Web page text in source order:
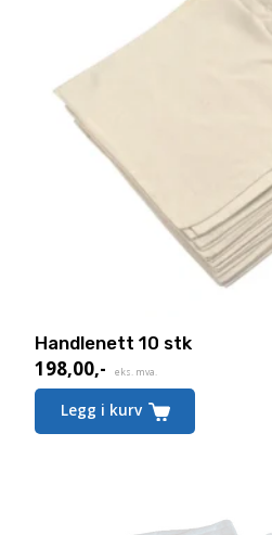
Handlenett 10 stk
198,00,- eks. mva.
Legg i kurv